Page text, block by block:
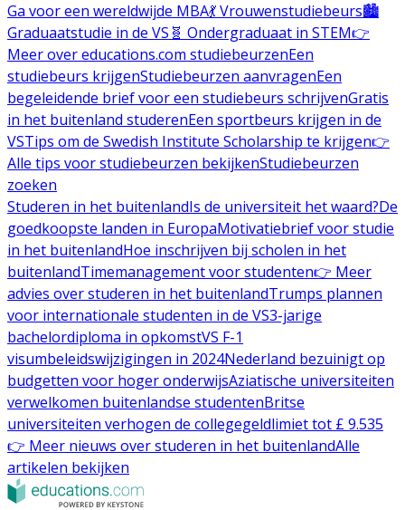
Ga voor een wereldwijde MBA💃 Vrouwenstudiebeurs🏙️
Graduaatstudie in de VS 🧬 Ondergraduaat in STEM👉
Meer over educations.com studiebeurzenEen
studiebeurs krijgenStudiebeurzen aanvragenEen
begeleidende brief voor een studiebeurs schrijvenGratis
in het buitenland studerenEen sportbeurs krijgen in de
VSTips om de Swedish Institute Scholarship te krijgen👉
Alle tips voor studiebeurzen bekijkenStudiebeurzen
zoeken
Studeren in het buitenlandIs de universiteit het waard?De
goedkoopste landen in EuropaMotivatiebrief voor studie
in het buitenlandHoe inschrijven bij scholen in het
buitenlandTimemanagement voor studenten👉 Meer
advies over studeren in het buitenlandTrumps plannen
voor internationale studenten in de VS3-jarige
bachelordiploma in opkomstVS F-1
visumbeleidswijzigingen in 2024Nederland bezuinigt op
budgetten voor hoger onderwijsAziatische universiteiten
verwelkomen buitenlandse studentenBritse
universiteiten verhogen de collegegeldlimiet tot £ 9.535
👉 Meer nieuws over studeren in het buitenlandAlle
artikelen bekijken